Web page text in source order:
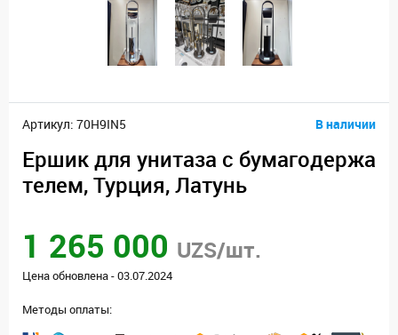
Артикул: 70H9IN5 В наличии
Ершик для унитаза с бумагодержа
телем, Турция, Латунь
1 265 000 UZS/шт.
Цена обновлена - 03.07.2024
Методы оплаты: